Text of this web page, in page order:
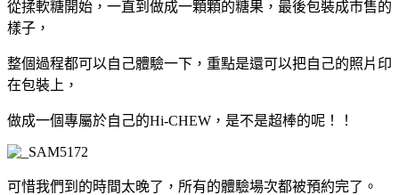
從揉軟糖開始，一直到做成一顆顆的糖果，最後包裝成市售的
樣子，
整個過程都可以自己體驗一下，重點是還可以把自己的照片印
在包裝上，
做成一個專屬於自己的Hi-CHEW，是不是超棒的呢！！
可惜我們到的時間太晚了，所有的體驗場次都被預約完了。